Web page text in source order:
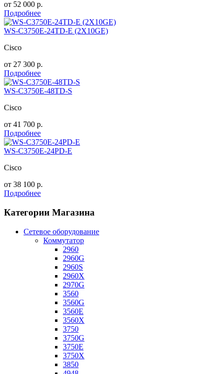
от 52 000 р.
Подробнее
WS-C3750E-24TD-E (2X10GE)
Cisco
от 27 300 р.
Подробнее
WS-C3750E-48TD-S
Cisco
от 41 700 р.
Подробнее
WS-C3750E-24PD-E
Cisco
от 38 100 р.
Подробнее
Категории Магазина
Сетевое оборудование
Коммутатор
2960
2960G
2960S
2960X
2970G
3560
3560G
3560E
3560X
3750
3750G
3750E
3750X
3850